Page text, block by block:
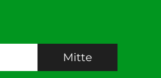
Mitte